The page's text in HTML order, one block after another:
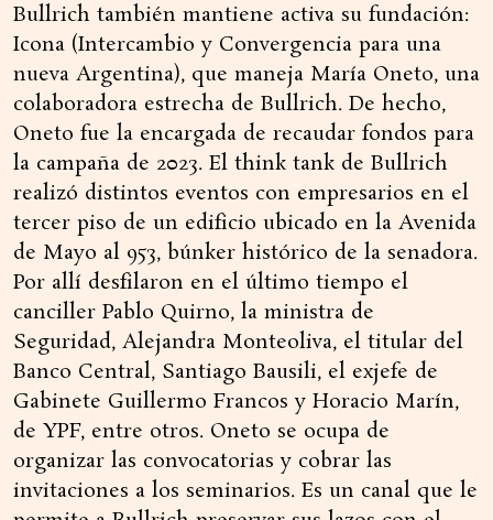
Bullrich también mantiene activa su fundación:
Icona (Intercambio y Convergencia para una
nueva Argentina), que maneja María Oneto, una
colaboradora estrecha de Bullrich. De hecho,
Oneto fue la encargada de recaudar fondos para
la campaña de 2023. El think tank de Bullrich
realizó distintos eventos con empresarios en el
tercer piso de un edificio ubicado en la Avenida
de Mayo al 953, búnker histórico de la senadora.
Por allí desfilaron en el último tiempo el
canciller Pablo Quirno, la ministra de
Seguridad, Alejandra Monteoliva, el titular del
Banco Central, Santiago Bausili, el exjefe de
Gabinete Guillermo Francos y Horacio Marín,
de YPF, entre otros. Oneto se ocupa de
organizar las convocatorias y cobrar las
invitaciones a los seminarios. Es un canal que le